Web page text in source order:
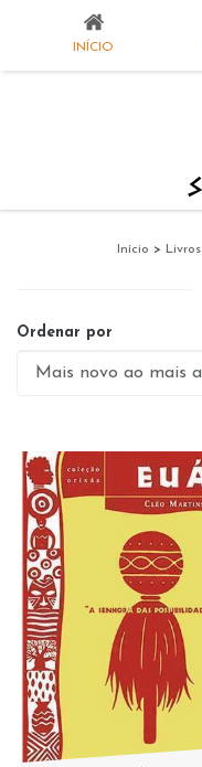
INÍCIO
Início > Livros
Ordenar por